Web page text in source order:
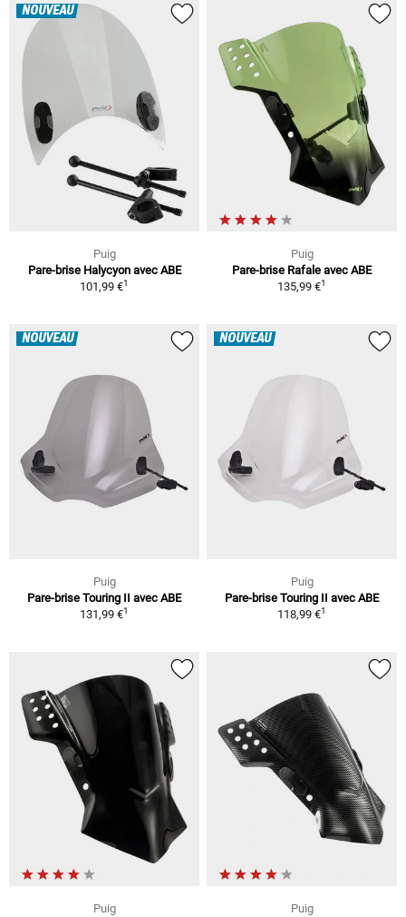
NOUVEAU
Puig
Pare-brise Halycyon avec ABE
101,99 €1
Puig
Pare-brise Rafale avec ABE
135,99 €1
NOUVEAU
Puig
Pare-brise Touring II avec ABE
131,99 €1
NOUVEAU
Puig
Pare-brise Touring II avec ABE
118,99 €1
Puig
Puig